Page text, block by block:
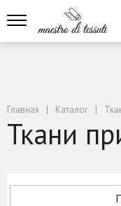
Главная Каталог
Ткани